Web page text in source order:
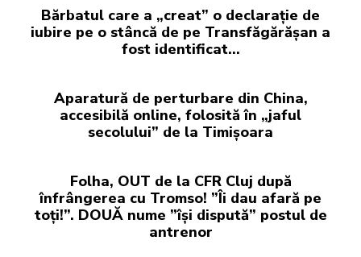
Bărbatul care a „creat” o declarație de
iubire pe o stâncă de pe Transfăgărășan a
fost identificat…
Aparatură de perturbare din China,
accesibilă online, folosită în „jaful
secolului” de la Timișoara
Folha, OUT de la CFR Cluj după
înfrângerea cu Tromso! ”Îi dau afară pe
toți!”. DOUĂ nume ”își dispută” postul de
antrenor